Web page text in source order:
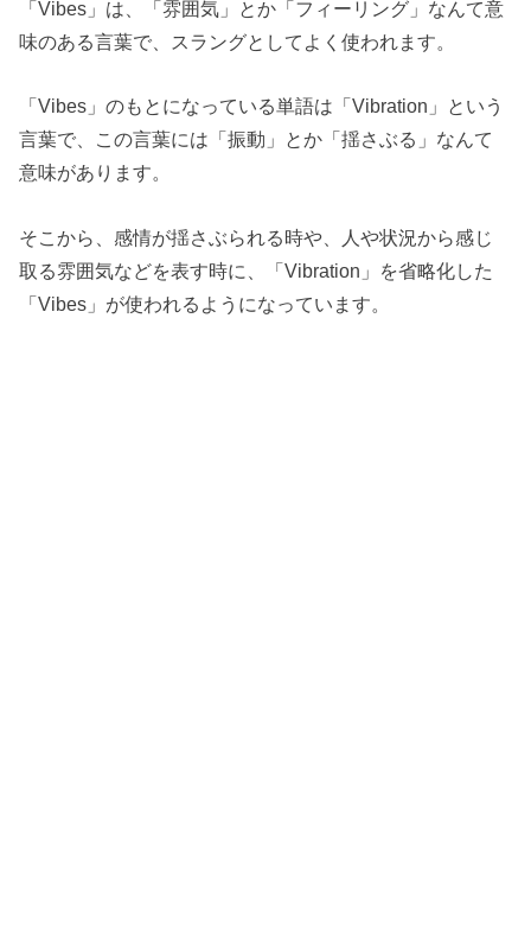
「Vibes」は、「雰囲気」とか「フィーリング」なんて意
味のある言葉で、スラングとしてよく使われます。
「Vibes」のもとになっている単語は「Vibration」という
言葉で、この言葉には「振動」とか「揺さぶる」なんて
意味があります。
そこから、感情が揺さぶられる時や、人や状況から感じ
取る雰囲気などを表す時に、「Vibration」を省略化した
「Vibes」が使われるようになっています。